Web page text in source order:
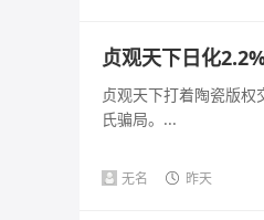
贞观天下日化
贞观天下打着陶瓷版
氏骗局。...
无名 昨天